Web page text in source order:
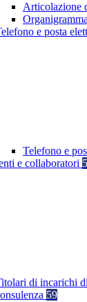
Articolazione
Organigramma
e posta
Telefono e
e collaboratori
di incarichi
59